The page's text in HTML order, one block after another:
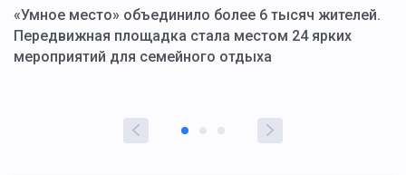
«Умное место» объединило более 6 тысяч жителей.
Передвижная площадка стала местом 24 ярких
мероприятий для семейного отдыха